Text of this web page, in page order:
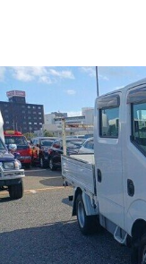
イ
セ
キ
ト
ラ
ク
タ
ー
（TR633-